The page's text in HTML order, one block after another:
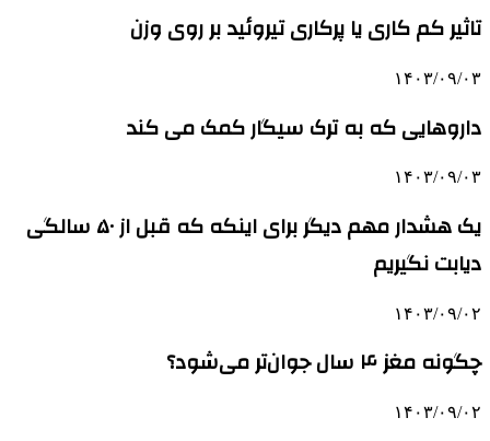
تاثیر کم کاری یا پرکاری تیروئید بر روی وزن
۱۴۰۳/۰۹/۰۳
داروهایی که به ترک سیگار کمک می‌ کند
۱۴۰۳/۰۹/۰۳
یک هشدار مهم دیگر برای اینکه که قبل از ۵۰ سالگی
دیابت نگیریم
۱۴۰۳/۰۹/۰۲
چگونه مغز ۴ سال جوان‌تر می‌شود؟
۱۴۰۳/۰۹/۰۲